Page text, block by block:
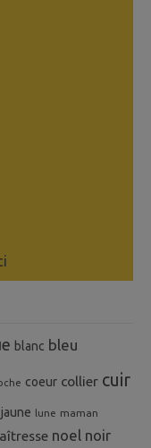
blanc bleu
coeur collier cuir
jaune lune maman
noel noir